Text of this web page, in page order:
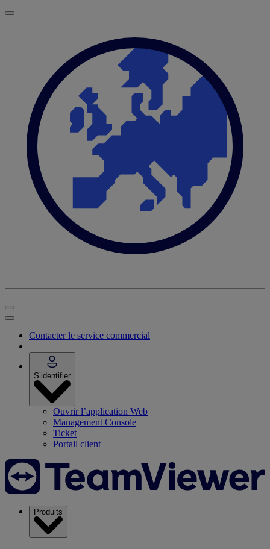
Contacter le service commercial
S’identifier
Ouvrir l’application Web
Management Console
Ticket
Portail client
Produits